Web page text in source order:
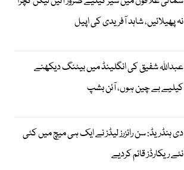
نہ پھیلائیں، شاہد آفریدی کی اپیل
عبداللہ شفیق کی انگلینڈ میں بیٹنگ دیکھنے
کیلیے بے چین ہوں، آئن بشپ
دی ہنڈریڈ: سن رائزرز لیڈز نے ایک ہی میچ میں کئی
نئے ریکارڈز قائم کردیے